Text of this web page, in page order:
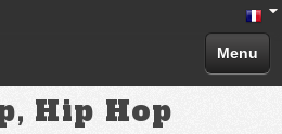
Menu
Hip Hop